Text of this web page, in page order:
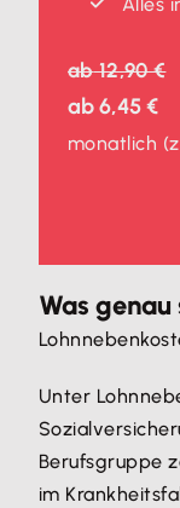
ab12,90 €
ab6,45 €
monatlich
Was
Unter
Berufsgruppe
im